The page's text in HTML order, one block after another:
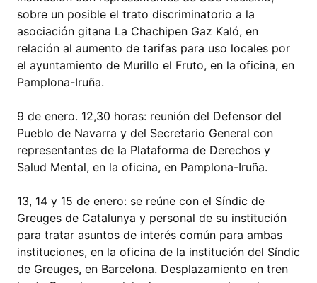
sobre un posible el trato discriminatorio a la
asociación gitana La Chachipen Gaz Kaló, en
relación al aumento de tarifas para uso locales por
el ayuntamiento de Murillo el Fruto, en la oficina, en
Pamplona-Iruña.
9 de enero. 12,30 horas: reunión del Defensor del
Pueblo de Navarra y del Secretario General con
representantes de la Plataforma de Derechos y
Salud Mental, en la oficina, en Pamplona-Iruña.
13, 14 y 15 de enero: se reúne con el Síndic de
Greuges de Catalunya y personal de su institución
para tratar asuntos de interés común para ambas
instituciones, en la oficina de la institución del Síndic
de Greuges, en Barcelona. Desplazamiento en tren